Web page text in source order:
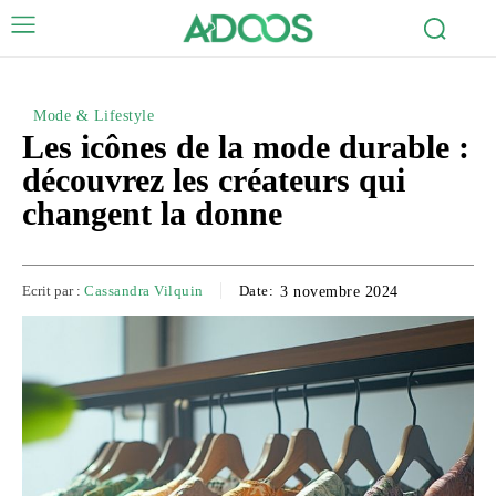
Mode & Lifestyle
Les icônes de la mode durable :
découvrez les créateurs qui
changent la donne
Ecrit par : Cassandra Vilquin Date: 3 novembre 2024